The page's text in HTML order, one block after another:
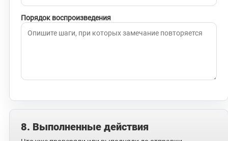
Порядок воспроизведения
8. Выполненные действия